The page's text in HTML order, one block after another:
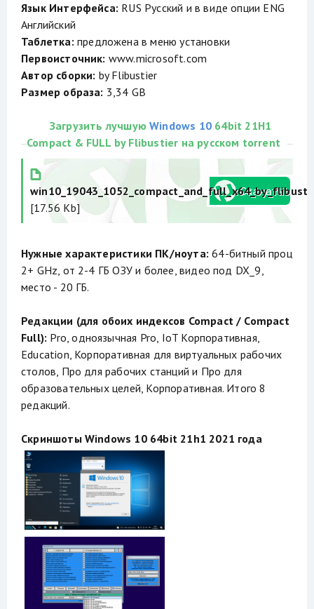
Язык Интерфейса: RUS Русский и в виде опции ENG
Английский
Таблетка: предложена в меню установки
Первоисточник: www.microsoft.com
Автор сборки: by Flibustier
Размер образа: 3,34 GB
Загрузить лучшуюWindows 10 64bit 21H1
Compact & FULL by Flibustier на русском torrent
[17.56 Kb]
Нужные характеристики ПК/ноута: 64-битный проц
2+ GHz, от 2-4 ГБ ОЗУ и более, видео под DX_9,
место - 20 ГБ.
Редакции (для обоих индексов Compact / Compact
Full): Pro, одноязычная Pro, IoT Корпоративная,
Education, Корпоративная для виртуальных рабочих
столов, Про для рабочих станций и Про для
образовательных целей, Корпоративная. Итого 8
редакций.
Скриншоты Windows 10 64bit 21h1 2021 года